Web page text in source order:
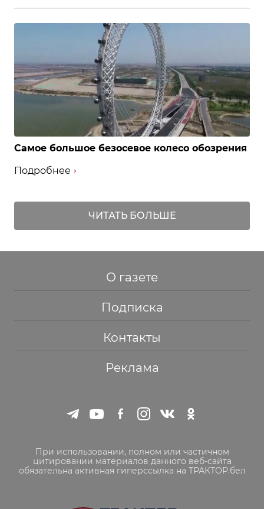
Самое большое безосевое колесо обозрения
Подробнее
ЧИТАТЬ БОЛЬШЕ
О газете
Подписка
Контакты
Реклама
При использовании, полном или частичном
цитировании материалов данного веб-сайта
обязательна активная гиперссылка на ТРАКТОР.бел